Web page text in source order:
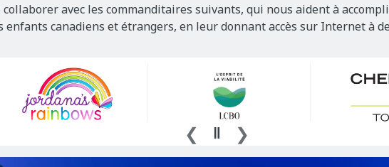
avec les commanditaires suivants, qui nous aident à
enfants canadiens et étrangers, en leur donnant accès sur Internet à